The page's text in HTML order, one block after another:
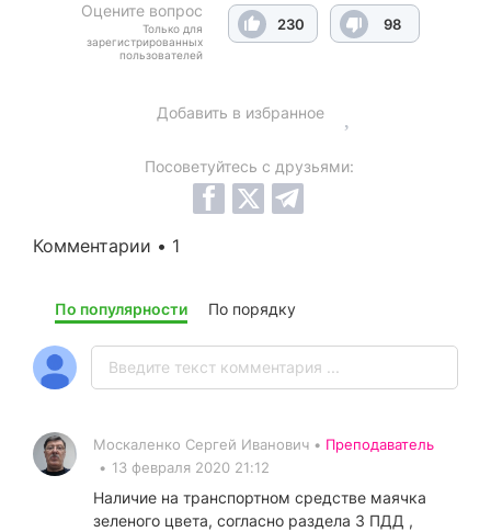
Оцените вопрос
Только для
зарегистрированных
пользователей
230 98
Добавить в избранное
Посоветуйтесь с друзьями:
Комментарии • 1
По популярности По порядку
Москаленко Сергей Иванович • Преподаватель
• 13 февраля 2020 21:12
Наличие на транспортном средстве маячка
зеленого цвета, согласно раздела 3 ПДД ,